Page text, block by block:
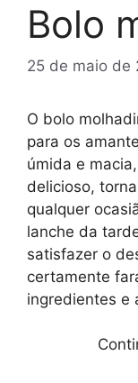
Bolo
25 de maio de
O bolo
para os
úmida e
delicioso,
qualquer
lanche da
satisfazer o
certamente
ingredientes e